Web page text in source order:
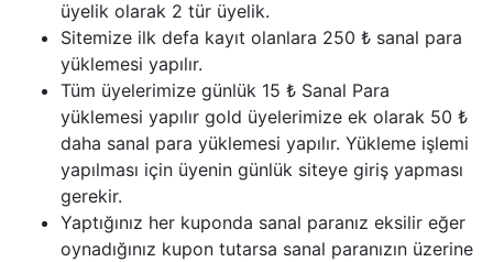
üyelik olarak 2 tür üyelik.
Sitemize ilk defa kayıt olanlara 250 ₺ sanal para
yüklemesi yapılır.
Tüm üyelerimize günlük 15 ₺ Sanal Para
yüklemesi yapılır gold üyelerimize ek olarak 50 ₺
daha sanal para yüklemesi yapılır. Yükleme işlemi
yapılması için üyenin günlük siteye giriş yapması
gerekir.
Yaptığınız her kuponda sanal paranız eksilir eğer
oynadığınız kupon tutarsa sanal paranızın üzerine